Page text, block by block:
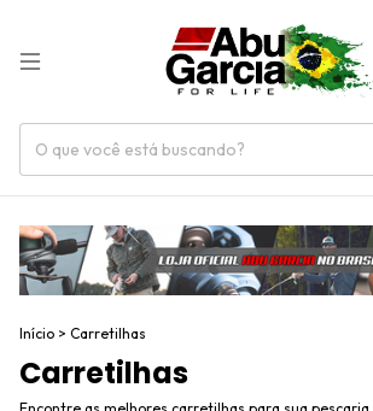
Início > Carretilhas
Carretilhas